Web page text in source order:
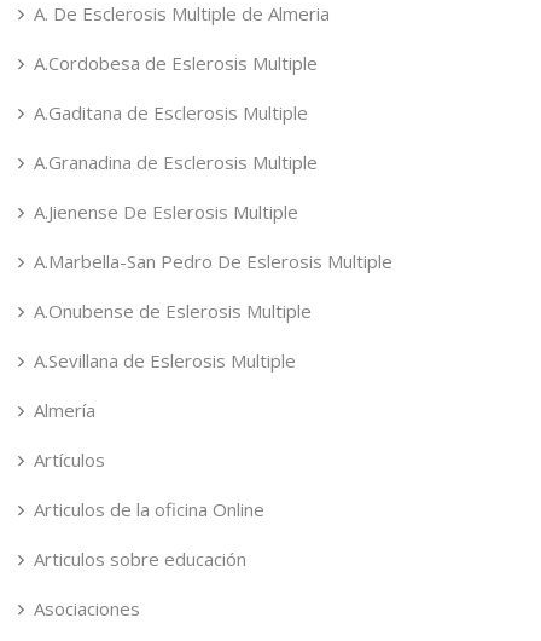
A. De Esclerosis Multiple de Almeria
A.Cordobesa de Eslerosis Multiple
A.Gaditana de Esclerosis Multiple
A.Granadina de Esclerosis Multiple
A.Jienense De Eslerosis Multiple
A.Marbella-San Pedro De Eslerosis Multiple
A.Onubense de Eslerosis Multiple
A.Sevillana de Eslerosis Multiple
Almería
Artículos
Articulos de la oficina Online
Articulos sobre educación
Asociaciones